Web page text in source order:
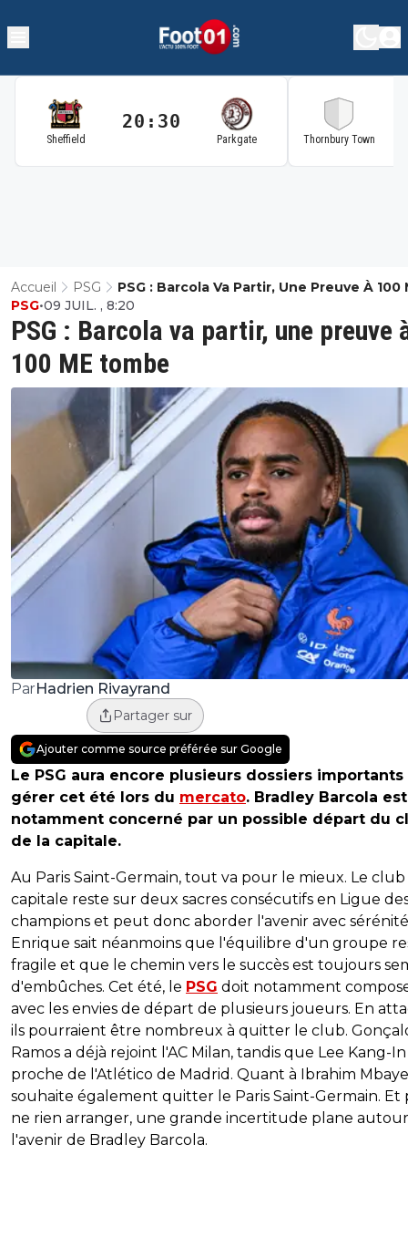
Sheffield
20:30
Parkgate Thornbury Town
Accueil PSG
PSG : Barcola Va Partir, Une Preuve À 100
Tombe
PSG : Barcola va partir, une preuve
100 ME tombe
PSG•09 JUIL. , 8:20
ParHadrien Rivayrand
Partager sur
Ajouter comme source préférée sur Google
Le PSG aura encore plusieurs dossiers importants
gérer cet été lors du mercato. Bradley Barcola est
notamment concerné par un possible départ du
de la capitale.
Au Paris Saint-Germain, tout va pour le mieux. Le
capitale reste sur deux sacres consécutifs en Ligue
champions et peut donc aborder l'avenir avec
Enrique sait néanmoins que l'équilibre d'un groupe
fragile et que le chemin vers le succès est toujours
d'embûches. Cet été, le PSG doit notamment
avec les envies de départ de plusieurs joueurs. En
ils pourraient être nombreux à quitter le club.
Ramos a déjà rejoint l'AC Milan, tandis que Lee Kang-
proche de l'Atlético de Madrid. Quant à Ibrahim
souhaite également quitter le Paris Saint-Germain. Et
ne rien arranger, une grande incertitude plane
l'avenir de Bradley Barcola.